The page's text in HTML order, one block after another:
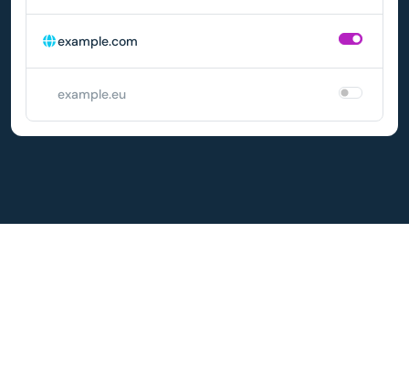
example.com
example.eu